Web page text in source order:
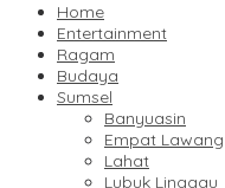
Home
Entertainment
Ragam
Budaya
Sumsel
Banyuasin
Empat Lawang
Lahat
Lubuk Linggau